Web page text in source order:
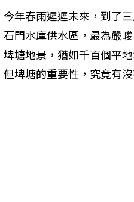
今年春雨遲遲未來，到了
石門水庫供水區，最為嚴
埤塘地景，猶如千百個平
但埤塘的重要性，究竟有